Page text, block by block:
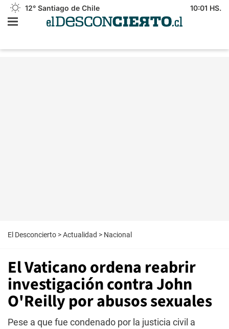
12° Santiago de Chile 10:01 HS.
El Desconcierto >Actualidad > Nacional
El Vaticano ordena reabrir
investigación contra John
O'Reilly por abusos sexuales
Pese a que fue condenado por la justicia civil a